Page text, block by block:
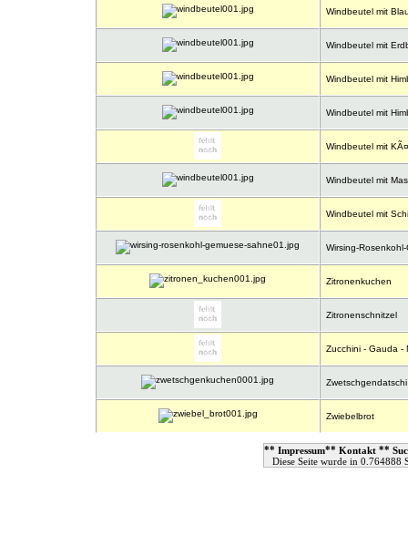
Windbeutel mit
Windbeutel mit
Windbeutel mit
Windbeutel mit
Windbeutel mit
Windbeutel mit
Windbeutel mit
Wirsing-
Zitronenkuchen
Zitronenschnitzel
Zucchini - Gauda -
Zwiebelbrot
** Impressum** Kontakt **
Diese Seite wurde in 0.764888